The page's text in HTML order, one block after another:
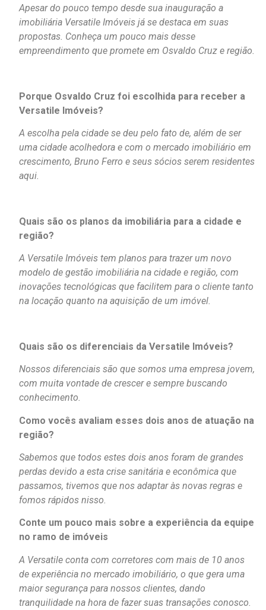
Apesar do pouco tempo desde sua inauguração a
imobiliária Versatile Imóveis já se destaca em suas
propostas. Conheça um pouco mais desse
empreendimento que promete em Osvaldo Cruz e região.
Porque Osvaldo Cruz foi escolhida para receber a
Versatile Imóveis?
A escolha pela cidade se deu pelo fato de, além de ser
uma cidade acolhedora e com o mercado imobiliário em
crescimento, Bruno Ferro e seus sócios serem residentes
aqui.
Quais são os planos da imobiliária para a cidade e
região?
A Versatile Imóveis tem planos para trazer um novo
modelo de gestão imobiliária na cidade e região, com
inovações tecnológicas que facilitem para o cliente tanto
na locação quanto na aquisição de um imóvel.
Quais são os diferenciais da Versatile Imóveis?
Nossos diferenciais são que somos uma empresa jovem,
com muita vontade de crescer e sempre buscando
conhecimento.
Como vocês avaliam esses dois anos de atuação na
região?
Sabemos que todos estes dois anos foram de grandes
perdas devido a esta crise sanitária e econômica que
passamos, tivemos que nos adaptar às novas regras e
fomos rápidos nisso.
Conte um pouco mais sobre a experiência da equipe
no ramo de imóveis
A Versatile conta com corretores com mais de 10 anos
de experiência no mercado imobiliário, o que gera uma
maior segurança para nossos clientes, dando
tranquilidade na hora de fazer suas transações conosco.